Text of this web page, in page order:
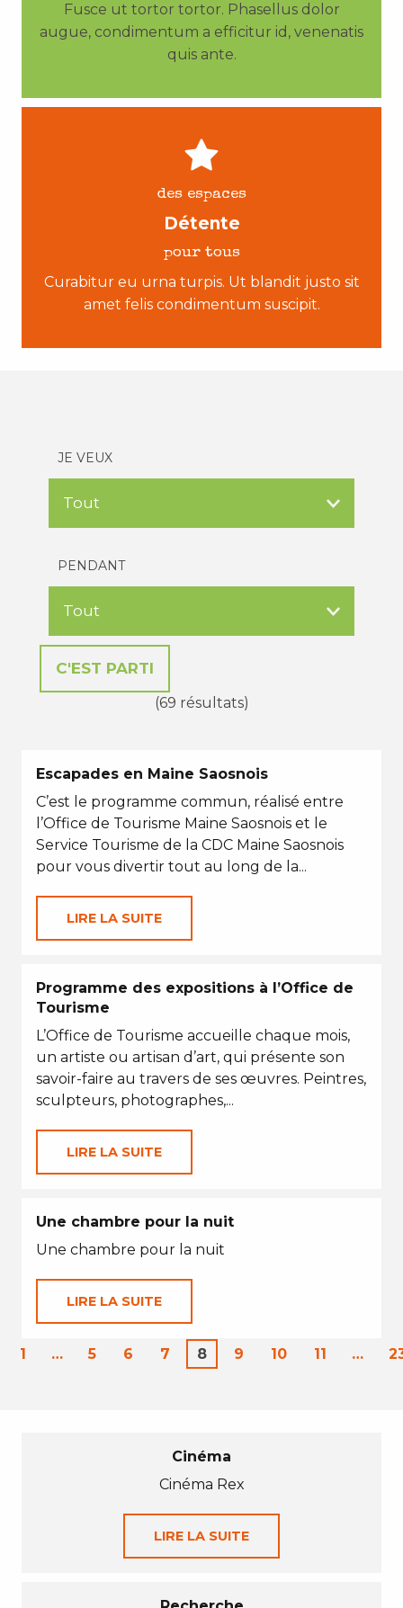
Fusce ut tortor tortor. Phasellus dolor
augue, condimentum a efficitur id, venenatis
quis ante.
des espaces
Détente
pour tous
Curabitur eu urna turpis. Ut blandit justo sit
amet felis condimentum suscipit.
JE VEUX
PENDANT
(69 résultats)
Escapades en Maine Saosnois
C’est le programme commun, réalisé entre
l’Office de Tourisme Maine Saosnois et le
Service Tourisme de la CDC Maine Saosnois
pour vous divertir tout au long de la...
LIRE LA SUITE
Programme des expositions à l’Office de
Tourisme
L’Office de Tourisme accueille chaque mois,
un artiste ou artisan d’art, qui présente son
savoir-faire au travers de ses œuvres. Peintres,
sculpteurs, photographes,...
LIRE LA SUITE
Une chambre pour la nuit
Une chambre pour la nuit
LIRE LA SUITE
1 … 5 6 7 8 9 10 11 …
Cinéma
Cinéma Rex
LIRE LA SUITE